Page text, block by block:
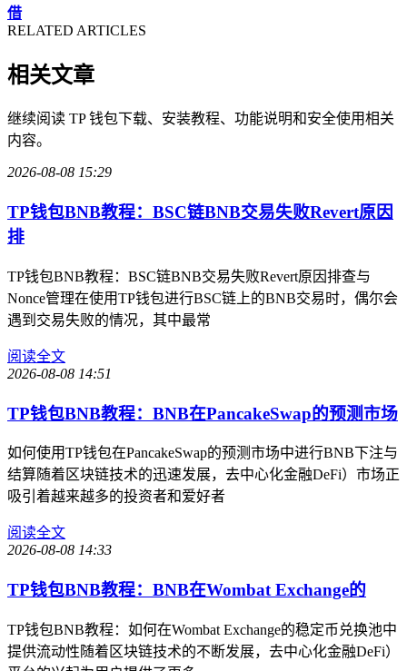
借
RELATED ARTICLES
相关文章
继续阅读 TP 钱包下载、安装教程、功能说明和安全使用相关
内容。
2026-08-08 15:29
TP钱包BNB教程：BSC链BNB交易失败Revert原因
排
TP钱包BNB教程：BSC链BNB交易失败Revert原因排查与
Nonce管理在使用TP钱包进行BSC链上的BNB交易时，偶尔会
遇到交易失败的情况，其中最常
阅读全文
2026-08-08 14:51
TP钱包BNB教程：BNB在PancakeSwap的预测市场
如何使用TP钱包在PancakeSwap的预测市场中进行BNB下注与
结算随着区块链技术的迅速发展，去中心化金融DeFi）市场正
吸引着越来越多的投资者和爱好者
阅读全文
2026-08-08 14:33
TP钱包BNB教程：BNB在Wombat Exchange的
TP钱包BNB教程：如何在Wombat Exchange的稳定币兑换池中
提供流动性随着区块链技术的不断发展，去中心化金融DeFi）